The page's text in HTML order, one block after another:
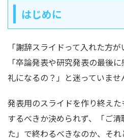
はじめに
「謝辞スライドって入れた方が
「卒論発表や研究発表の最後
礼になるの？」と迷っていませ
発表用のスライドを作り終え
するべきか決められず、「ご
た」で終わるべきなのか、そ